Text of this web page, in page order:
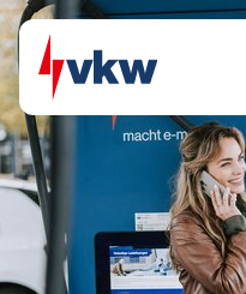
Direkt zum Inhalt
Direkt zur Navigation